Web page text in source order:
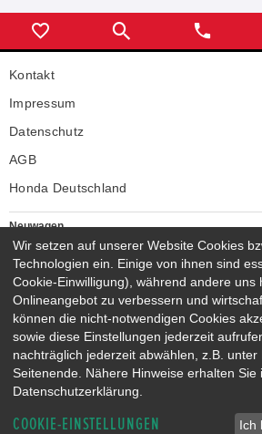
Kontakt
Impressum
Datenschutz
AGB
Honda Deutschland
Neuwagen
Honda Neuwagen
Gebrauchtwagen
Honda Gebrauchtwagen
Honda Vorführwagen
Gesamtbestand
NEUWAGENMODELLE
HONDA JAZZ E:HEV
HONDA
HONDA PRELUDE E:HEV
HONDA ZR-V E:HEV
HONDA
Wir setzen auf unserer Website Cookies
Technologien ein. Einige von ihnen sind
Cookie-Einwilligung), während andere uns
Onlineangebot zu verbessern und
können die nicht-notwendigen Cookies
sowie diese Einstellungen jederzeit
nachträglich jederzeit abwählen, z.B. unter
Seitenende. Nähere Hinweise erhalten Sie
Datenschutzerklärung.
COOKIE-EINSTELLUNGEN Ich